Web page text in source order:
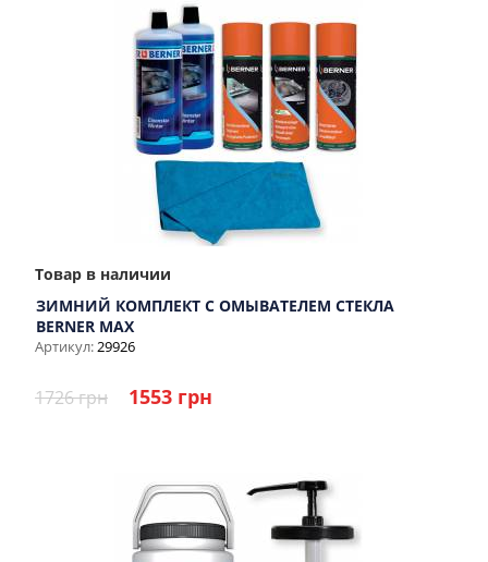
Товар в наличии
ЗИМНИЙ КОМПЛЕКТ С ОМЫВАТЕЛЕМ СТЕКЛА
BERNER MAX
Артикул:29926
1726 грн 1553 грн